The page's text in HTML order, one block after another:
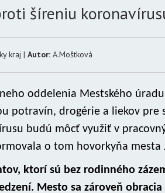
šíreniu
kraj | Autor: A.Moštková
oddelenia Mestského
potravín, drogérie a liekov pre
budú môcť využiť v
o tom hovorkyňa mesta
ktorí sú bez rodinného
Mesto sa zároveň